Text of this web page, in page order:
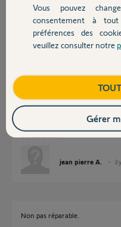
Devis avec un pro
Contact
Vérifiez que le timbre est bien
Si oui, alors sirène HS.
peut on réparer une sirène HS ?
jean pierre A. il
Non pas réparable.
Vous pouvez
consentement à
préférences des
veuillez consulter notre
Gérer